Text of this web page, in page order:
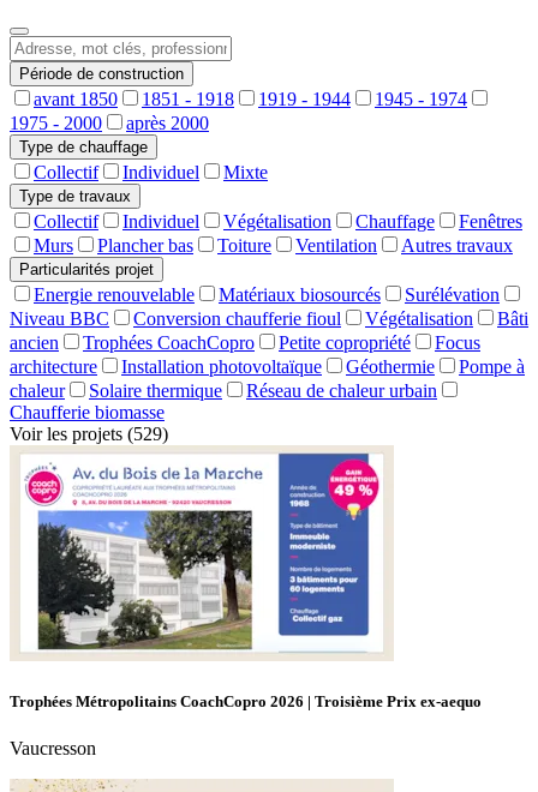
Période de construction
avant 1850 1851 - 1918 1919 - 1944
1945 - 1974
1975 - 2000
après 2000
Type de chauffage
Collectif Individuel Mixte
Type de travaux
Collectif Individuel Végétalisation Chauffage
Fenêtres
Murs
Plancher bas Toiture Ventilation Autres travaux
Particularités projet
Energie renouvelable Matériaux biosourcés
Surélévation
Niveau BBC
Conversion chaufferie fioul Végétalisation
Bâti
ancien
Trophées CoachCopro Petite copropriété
Focus
architecture
Installation photovoltaïque Géothermie
Pompe à
chaleur
Solaire thermique
Réseau de chaleur urbain
Chaufferie biomasse
Voir les projets (529)
Trophées Métropolitains CoachCopro 2026 | Troisième Prix ex-aequo
Vaucresson